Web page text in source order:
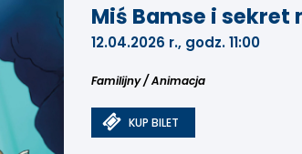
Miś Bamse i sekret
12.04.2026 r., godz. 11:00
Familijny / Animacja
KUP BILET